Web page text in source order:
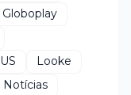
Globoplay
Looke
Notícias